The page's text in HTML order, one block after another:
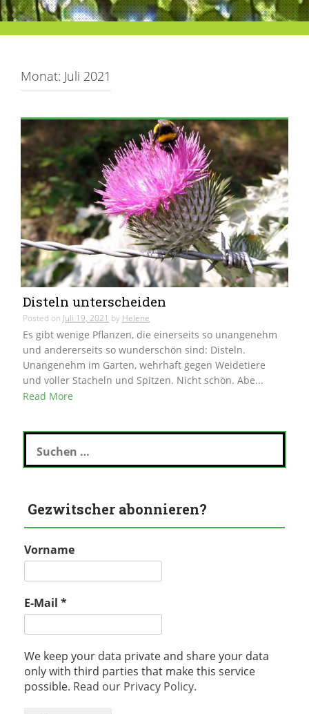
Monat: Juli 2021
Disteln unterscheiden
Posted on Juli 19, 2021 by Helene
Es gibt wenige Pflanzen, die einerseits so unangenehm
und andererseits so wunderschön sind: Disteln.
Unangenehm im Garten, wehrhaft gegen Weidetiere
und voller Stacheln und Spitzen. Nicht schön. Abe...
Read More
Suchen
nach:
Gezwitscher abonnieren?
Vorname
E-Mail *
We keep your data private and share your data
only with third parties that make this service
possible. Read our Privacy Policy.